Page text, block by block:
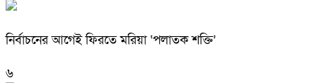
নির্বাচনের আগেই ফিরতে মরিয়া ‘পলাতক শক্তি’
৬